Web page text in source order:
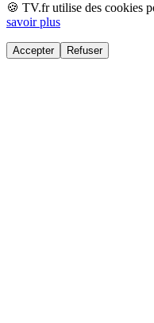
🍪 TV.fr utilise des cookies
savoir plus
Accepter Refuser